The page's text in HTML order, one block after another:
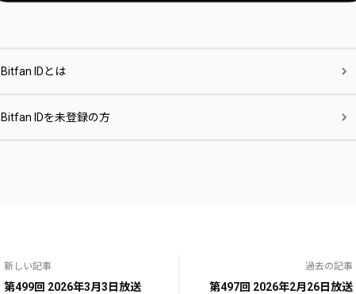
Bitfan IDとは
Bitfan IDを未登録の方
新しい記事
第499回 2026年3月3日放送
過去の記事
第497回 2026年2月26日放送